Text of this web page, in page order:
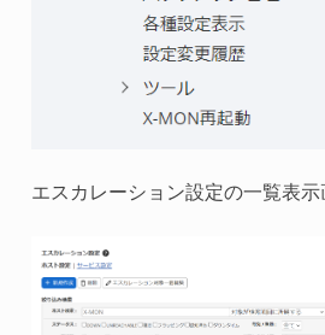
エスカレーション設定の一覧表示